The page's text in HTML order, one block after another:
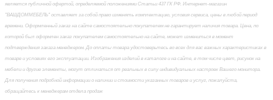
является публичной офертой, определяемой положениями Статьи 437 ГК РФ. Интернет-магазин
"ВАШДОММЕБЕЛЬ" оставляет за собой право изменять комплектацию, условия сервиса, цены в любой период
времени. Оформленный заказ на сайте самостоятельно покупателем не гарантирует наличия товара. Цена, по
которой был оформлен заказ покупателем самостоятельно на сайте, может измениться в момент
подтверждения заказа менеджером. До оплаты товара удостоверьтесь во всех для вас важных характеристиках в
товаре и условиях его эксплуатации. Изображения изделий в каталоге и на сайте, в том числе цвет, рисунок на
мебели и другие элементы, могут отличаться от реальных в силу индивидуальных настроек Вашего монитора.
Для получения подробной информации о наличии и стоимости указанных товаров и услуг, пожалуйста,
обращайтесь к менеджерам отдела продаж